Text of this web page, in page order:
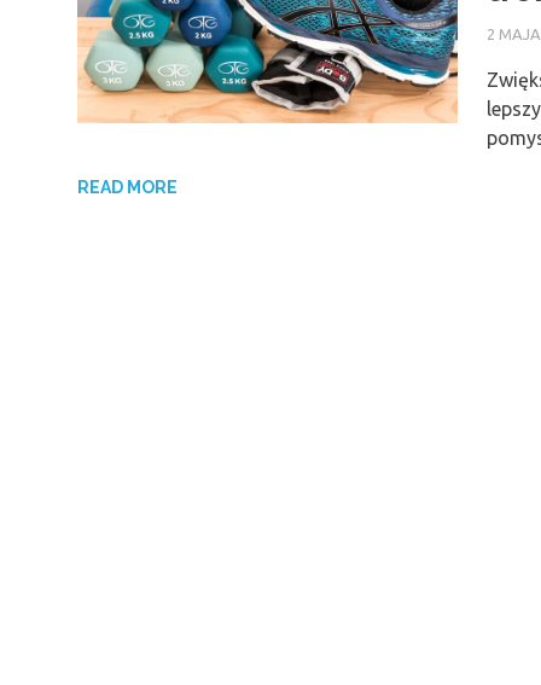
2
READ MORE